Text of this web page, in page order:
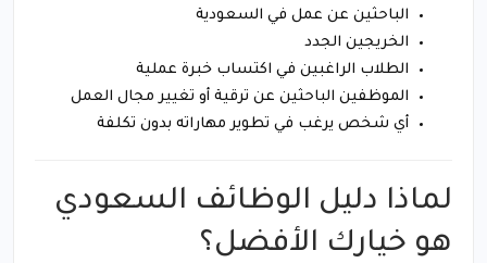
الباحثين عن عمل في السعودية
الخريجين الجدد
الطلاب الراغبين في اكتساب خبرة عملية
الموظفين الباحثين عن ترقية أو تغيير مجال العمل
أي شخص يرغب في تطوير مهاراته بدون تكلفة
لماذا دليل الوظائف السعودي
هو خيارك الأفضل؟